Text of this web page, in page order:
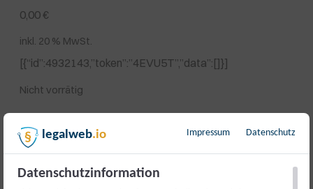
0,00€
inkl. 20 % MwSt.
[{“id”:4932143,”token”:”4EVU5T”,”data”:[]}]
Nicht vorrätig
Artikelnummer:17827Kategorie:Veranstaltung
legalweb.io Impressum Datenschutz
Datenschutzinformation